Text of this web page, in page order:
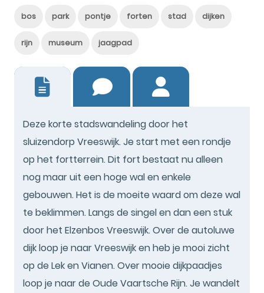
bos park pontje forten stad dijken
rijn museum jaagpad
Deze korte stadswandeling door het
sluizendorp Vreeswijk. Je start met een rondje
op het fortterrein. Dit fort bestaat nu alleen
nog maar uit een hoge wal en enkele
gebouwen. Het is de moeite waard om deze wal
te beklimmen. Langs de singel en dan een stuk
door het Elzenbos Vreeswijk. Over de autoluwe
dijk loop je naar Vreeswijk en heb je mooi zicht
op de Lek en Vianen. Over mooie dijkpaadjes
loop je naar de Oude Vaartsche Rijn. Je wandelt